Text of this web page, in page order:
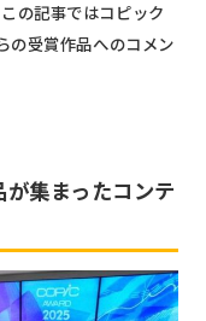
の記事ではコピック
の受賞作品へのコメン
集まったコンテ